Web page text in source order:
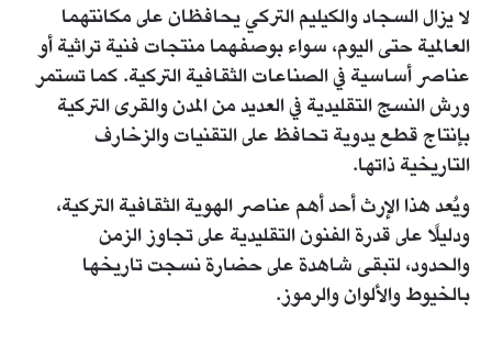
لا يزال السجاد والكيليم التركي يحافظان على مكانتهما
العالمية حتى اليوم، سواء بوصفهما منتجات فنية تراثية أو
عناصر أساسية في الصناعات الثقافية التركية. كما تستمر
ورش النسج التقليدية في العديد من المدن والقرى التركية
بإنتاج قطع يدوية تحافظ على التقنيات والزخارف
التاريخية ذاتها.
ويُعد هذا الإرث أحد أهم عناصر الهوية الثقافية التركية،
ودليلًا على قدرة الفنون التقليدية على تجاوز الزمن
والحدود، لتبقى شاهدة على حضارة نسجت تاريخها
بالخيوط والألوان والرموز.